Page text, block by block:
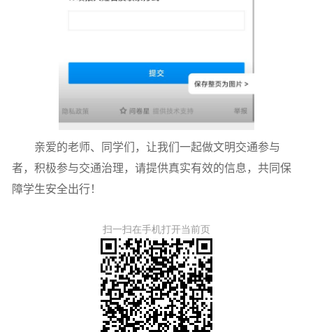
亲爱的老师、同学们，让我们一起做文明交通参与
者， 积极参与交通治理， 请提供真实有效的信息，共同保
障学生安全出行！
扫一扫在手机打开当前页